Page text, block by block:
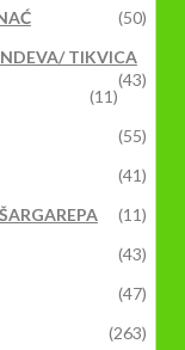
(50)
TIKVICA
(43)
(11)
(55)
(41)
(11)
(43)
(47)
(263)